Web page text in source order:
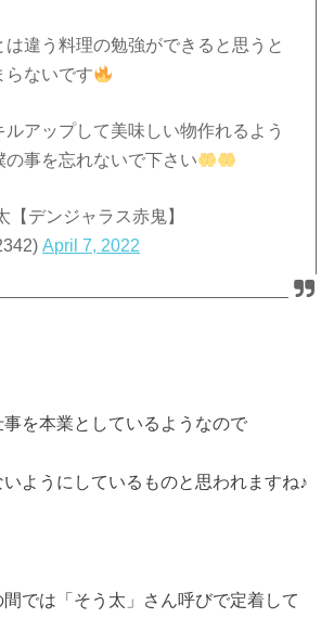
は違う料理の勉強ができると思うと
らないです
ルアップして美味しい物作れるよう
の事を忘れないで下さい
デンジャラス赤鬼】
April 7, 2022
を本業としているようなので
ようにしているものと思われますね♪
では「そう太」さん呼びで定着して